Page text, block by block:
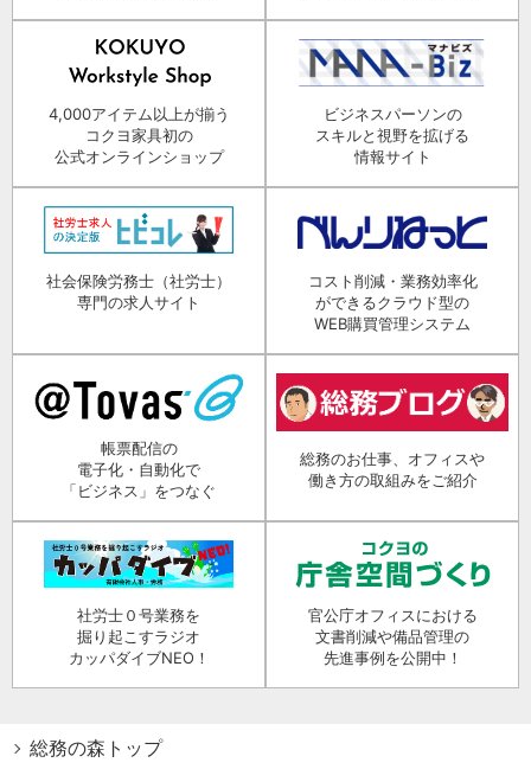
4,000アイテム以上が揃う
コクヨ家具初の
公式オンラインショップ
ビジネスパーソンの
スキルと視野を拡げる
情報サイト
社会保険労務士（社労士）
専門の求人サイト
コスト削減・業務効率化
ができるクラウド型の
WEB購買管理システム
帳票配信の
電子化・自動化で
「ビジネス」をつなぐ
総務のお仕事、オフィスや
働き方の取組みをご紹介
社労士０号業務を
掘り起こすラジオ
カッパダイブNEO！
官公庁オフィスにおける
文書削減や備品管理の
先進事例を公開中！
総務の森トップ